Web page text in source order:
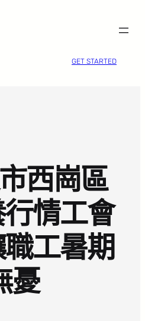
GET STARTED
西崗區
情工會
工暑期
憂